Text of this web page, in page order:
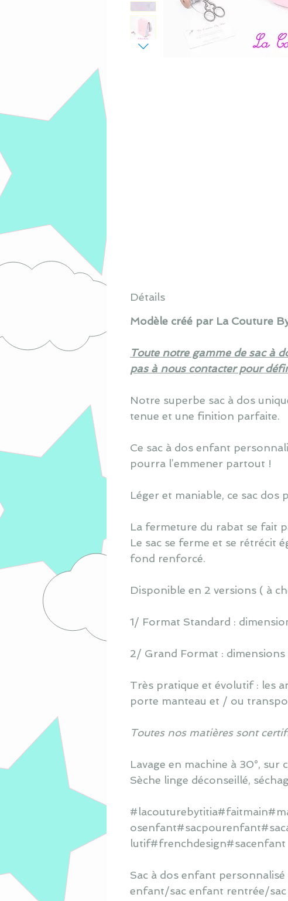
Détails
Modèle créé par La Couture
Toute notre gamme de sac à
pas à nous contacter pour
Notre superbe sac à dos
tenue et une finition parfaite.
Ce sac à dos enfant
pourra l’emmener partout !
Léger et maniable, ce sac dos
La fermeture du rabat se fait
Le sac se ferme et se rétrécit
fond renforcé.
Disponible en 2 versions ( à
1/ Format Standard :
2/ Grand Format : dimensions
Très pratique et évolutif : les
porte manteau et / ou
Toutes nos matières sont
Lavage en machine à 30°, sur
Sèche linge déconseillé,
osenfant#sacpourenfant#
lutif#frenchdesign#sacenfant
Sac à dos enfant
enfant/sac enfant rentrée/